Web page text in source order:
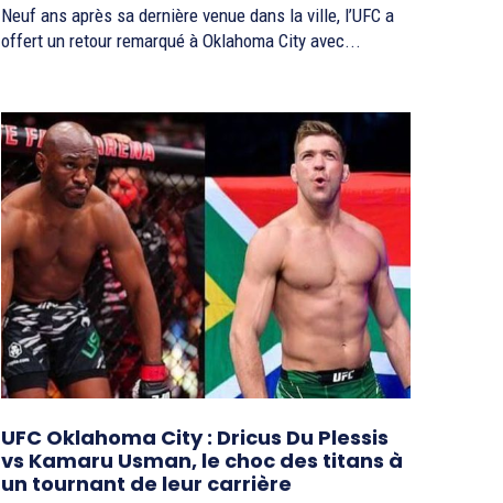
Neuf ans après sa dernière venue dans la ville, l’UFC a
offert un retour remarqué à Oklahoma City avec...
UFC Oklahoma City : Dricus Du Plessis
vs Kamaru Usman, le choc des titans à
un tournant de leur carrière